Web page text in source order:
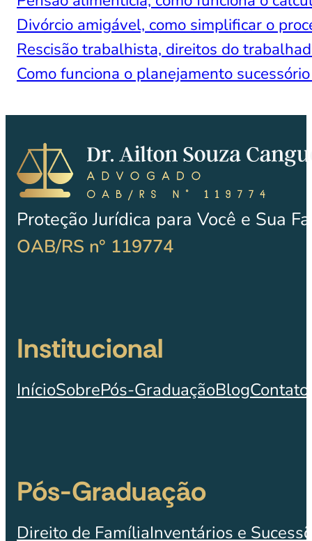
Divórcio amigável, como simplificar o
Rescisão trabalhista, direitos do
Como funciona o planejamento
Proteção Jurídica para Você e Sua
OAB/RS n° 119774
Institucional
InícioSobrePós-GraduaçãoBlogContato
Pós-Graduação
Direito de FamíliaInventários e